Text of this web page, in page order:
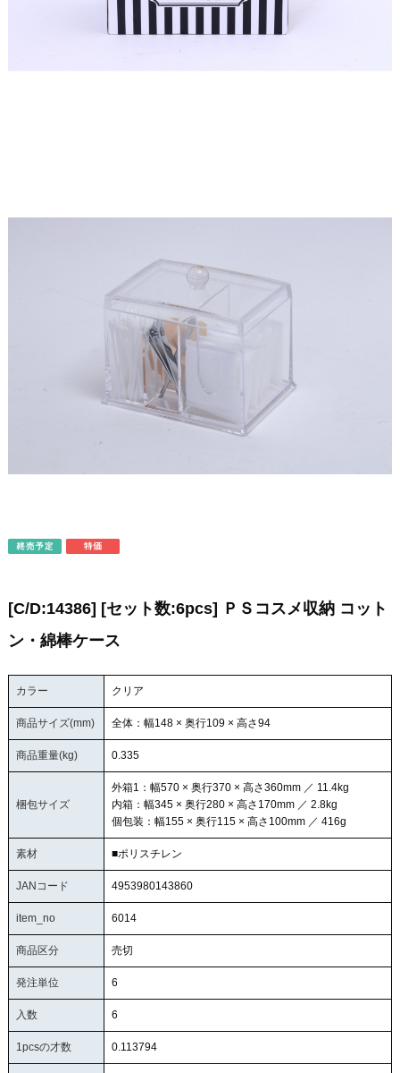
[C/D:14386] [セット数:6pcs] ＰＳコスメ収納 コット
ン・綿棒ケース
カラー クリア
商品サイズ(mm) 全体：幅148 × 奥行109 × 高さ94
商品重量(kg) 0.335
梱包サイズ
外箱1：幅570 × 奥行370 × 高さ360mm ／ 11.4kg
内箱：幅345 × 奥行280 × 高さ170mm ／ 2.8kg
個包装：幅155 × 奥行115 × 高さ100mm ／ 416g
素材 ■ポリスチレン
JANコード 4953980143860
item_no 6014
商品区分 売切
発注単位 6
入数 6
1pcsの才数 0.113794